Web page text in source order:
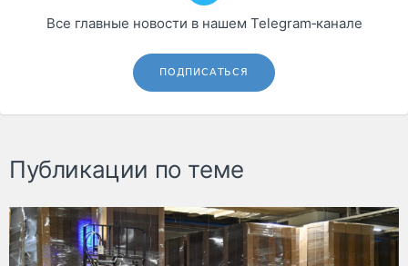
Все главные новости в нашем Telegram‑канале
ПОДПИСАТЬСЯ
Публикации по теме